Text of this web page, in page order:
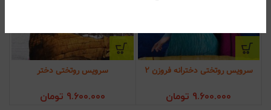
سرویس روتختی دخترانه فروزن 2
9.600.000 تومان
سرویس روتختی دختر
9.600.000 تومان